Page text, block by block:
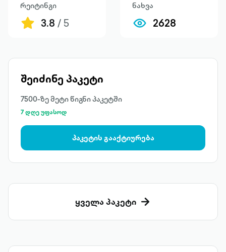
რეიტინგი
3.8 / 5
ნახვა
2628
შეიძინე პაკეტი
7500-ზე მეტი წიგნი პაკეტში
7 დღე უფასოდ
პაკეტის გააქტიურება
ყველა პაკეტი